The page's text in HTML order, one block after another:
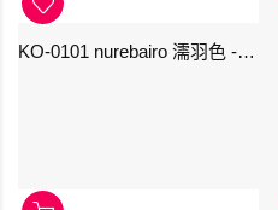
KO-0101 nurebairo 濡羽色 -日本名牌京の音樽裝鋼筆墨水40ml 4573356130012